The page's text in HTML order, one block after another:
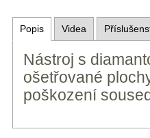
Popis Videa
Nástroj s
ošetřované
poškození